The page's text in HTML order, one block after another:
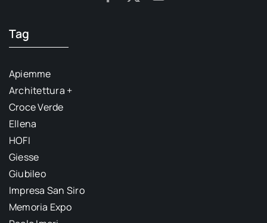
Tag
Apiemme
Architettura +
Croce Verde
Ellena
HOFI
Giesse
Giubileo
Impresa San Siro
Memoria Expo